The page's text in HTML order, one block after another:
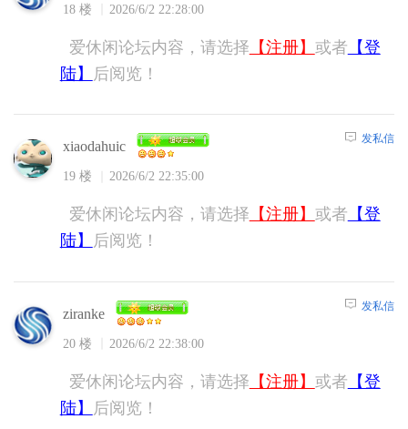
18 楼 2026/6/2 22:28:00
爱休闲论坛内容，请选择 【注册】 或者 【登
陆】
后阅览！
xiaodahuic
19 楼 2026/6/2 22:35:00
发私信
爱休闲论坛内容，请选择 【注册】 或者 【登
陆】
后阅览！
ziranke
20 楼 2026/6/2 22:38:00
发私信
爱休闲论坛内容，请选择 【注册】 或者 【登
陆】
后阅览！